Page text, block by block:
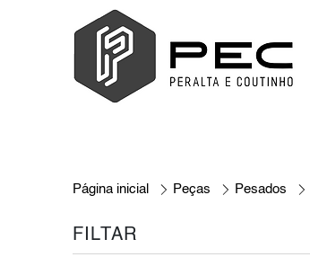
Página inicial Peças Pesados
FILTAR